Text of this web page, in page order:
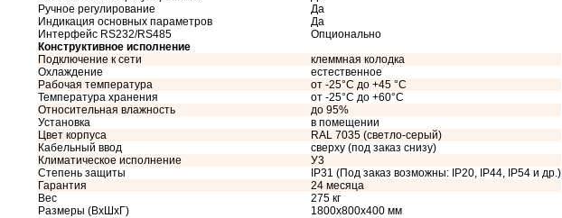
Ручное регулирование
Да
Индикация основных параметров
Да
Интерфейс RS232/RS485
Опционально
Конструктивное исполнение
Подключение к сети
клеммная колодка
Охлаждение
естественное
Рабочая температура
от -25°C до +45 °C
Температура хранения
от -25°C до +60°C
Относительная влажность
до 95%
Установка
в помещении
Цвет корпуса
RAL 7035 (светло-серый)
Кабельный ввод
сверху (под заказ снизу)
Климатическое исполнение
У3
Степень защиты
IP31 (Под заказ возможны: IP20, IP44, IP54 и др.)
Гарантия
24 месяца
Вес
275 кг
Размеры (ВхШхГ)
1800х800х400 мм